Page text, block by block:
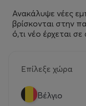
Ανακάλυψε νέες
βρίσκονται στην
ό,τι νέο έρχεται
Επίλεξε χώρα
Βέλγιο